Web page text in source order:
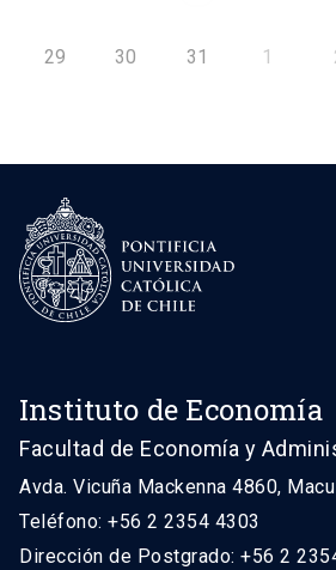
29 30 31 1
Instituto de Economía
Facultad de Economía y
Avda. Vicuña Mackenna 4860,
Teléfono: +56 2 2354 4303
Dirección de Postgrado: +56 2